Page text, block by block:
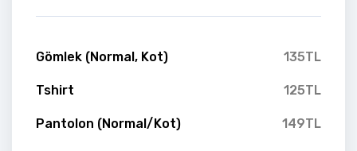
Gömlek (Normal, Kot) 135TL
Tshirt 125TL
Pantolon (Normal/Kot) 149TL